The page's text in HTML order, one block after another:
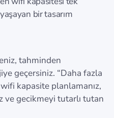
bir tasarım
tahminden
geçersiniz. “Daha fazla
kapasite planlamanız,
ve gecikmeyi tutarlı tutan